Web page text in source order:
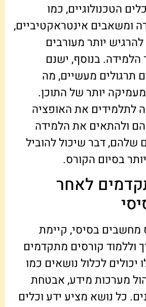
הטכנולוגיים, כמו
ומשאבים אינטראקטיביים,
יותר מעורבים
הלמידה. בנוסף, ישנם
תרגולים מעשיים, מה
יותר של התוכן.
לתלמידים את האופציה
ולהתאים את הלמידה
שלהם, דבר שיכול להוביל
בסיום הקורס.
לאחר
מחשבים בסיסי, קיימת
וללמוד קורסים מתקדמים
יכולים לכלול נושאים כמו
מערכות מידע, אבטחת
כל נושא מציע ידע וכלים